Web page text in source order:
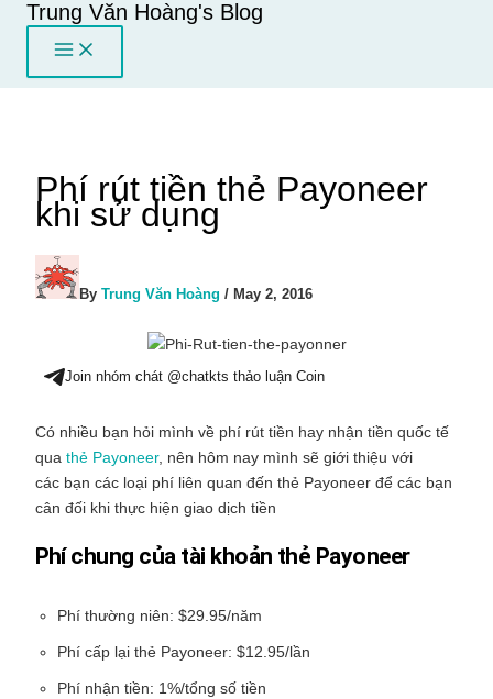
SkipTrung Văn Hoàng's Blog
Phí rút tiền thẻ Payoneer
khi sử dụng
By Trung Văn Hoàng / May 2, 2016
Join nhóm chát @chatkts thảo luận Coin
Có nhiều bạn hỏi mình về phí rút tiền hay nhận tiền quốc tế
qua thẻ Payoneer, nên hôm nay mình sẽ giới thiệu với
các bạn các loại phí liên quan đến thẻ Payoneer để các bạn
cân đối khi thực hiện giao dịch tiền
Phí chung của tài khoản thẻ Payoneer
Phí thường niên: $29.95/năm
Phí cấp lại thẻ Payoneer: $12.95/lần
Phí nhận tiền: 1%/tổng số tiền